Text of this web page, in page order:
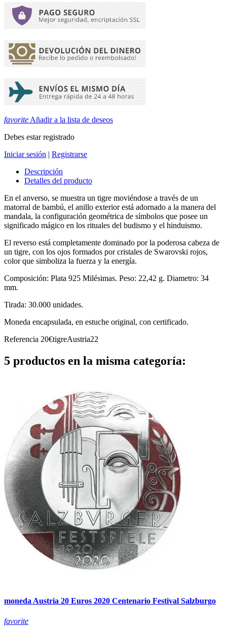
favorite Añadir a la lista de deseos
Debes estar registrado
Iniciar sesión | Registrarse
Descripción
Detalles del producto
En el anverso, se muestra un tigre moviéndose a través de un
matorral de bambú, el anillo exterior está adornado a la manera del
mandala, la configuración geométrica de símbolos que posee un
significado mágico en los rituales del budismo y el hinduismo.
El reverso está completamente dominado por la poderosa cabeza de
un tigre, con los ojos formados por cristales de Swarovski rojos,
color que simboliza la fuerza y la energía.
Composición: Plata 925 Milésimas. Peso: 22,42 g. Diametro: 34
mm.
Tirada: 30.000 unidades.
Moneda encapsulada, en estuche original, con certificado.
Referencia 20€tigreAustria22
5 productos en la misma categoría:
moneda Austria 20 Euros 2020 Centenario Festival Salzburgo
favorite